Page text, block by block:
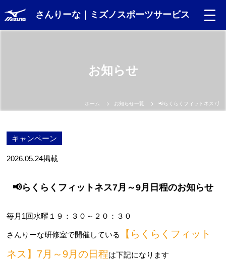
さんりーな｜ミズノスポーツサービス
お知らせ
ホーム お知らせ一覧 📢らくらくフィットネス7月
キャンペーン
2026.05.24掲載
📢らくらくフィットネス7月～9月日程のお知らせ
毎月1回水曜１９：３０～２０：３０
さんりーな研修室で開催している
【らくらくフィット
ネス】7月～9月の日程は下記になります